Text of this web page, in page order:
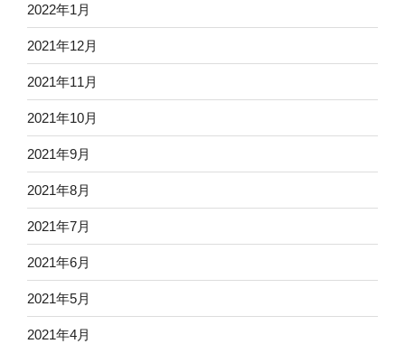
2022年1月
2021年12月
2021年11月
2021年10月
2021年9月
2021年8月
2021年7月
2021年6月
2021年5月
2021年4月